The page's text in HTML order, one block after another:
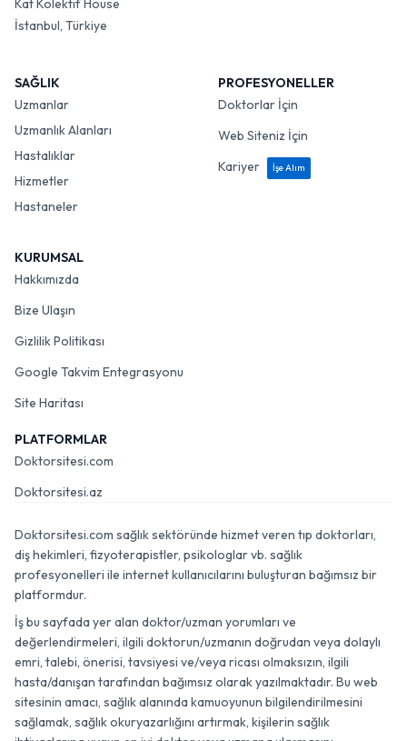
Kat Kolektif House
İstanbul, Türkiye
SAĞLIK
Uzmanlar
Uzmanlık Alanları
Hastalıklar
Hizmetler
Hastaneler
PROFESYONELLER
Doktorlar İçin
Web Siteniz İçin
Kariyer
İşe Alım
KURUMSAL
Hakkımızda
Bize Ulaşın
Gizlilik Politikası
Google Takvim Entegrasyonu
Site Haritası
PLATFORMLAR
Doktorsitesi.com
Doktorsitesi.az
Doktorsitesi.com sağlık sektöründe hizmet veren tıp doktorları,
diş hekimleri, fizyoterapistler, psikologlar vb. sağlık
profesyonelleri ile internet kullanıcılarını buluşturan bağımsız bir
platformdur.
İş bu sayfada yer alan doktor/uzman yorumları ve
değerlendirmeleri, ilgili doktorun/uzmanın doğrudan veya dolaylı
emri, talebi, önerisi, tavsiyesi ve/veya ricası olmaksızın, ilgili
hasta/danışan tarafından bağımsız olarak yazılmaktadır. Bu web
sitesinin amacı, sağlık alanında kamuoyunun bilgilendirilmesini
sağlamak, sağlık okuryazarlığını artırmak, kişilerin sağlık